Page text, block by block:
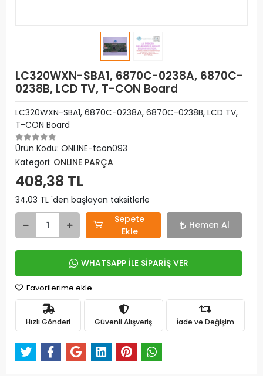
LC320WXN-SBA1, 6870C-0238A, 6870C-
0238B, LCD TV, T-CON Board
LC320WXN-SBA1, 6870C-0238A, 6870C-0238B, LCD TV,
T-CON Board
Ürün Kodu: ONLINE-tcon093
Kategori: ONLINE PARÇA
408,38 TL
34,03 TL 'den başlayan taksitlerle
Sepete
Ekle
Hemen Al
WHATSAPP İLE SİPARİŞ VER
Favorilerime ekle
Hızlı Gönderi Güvenli Alışveriş İade ve Değişim